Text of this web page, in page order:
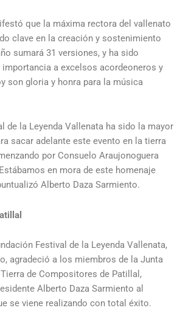
que la máxima rectora del vallenato
clave en la creación y sostenimiento
sumará 31 versiones, y ha sido
a excelsos acordeoneros y
son gloria y honra para la música
de la Leyenda Vallenata ha sido la mayor
sacar adelante este evento en la tierra
por Consuelo Araujonoguera
en mora de este homenaje
Alberto Daza Sarmiento.
Festival de la Leyenda Vallenata,
agradeció a los miembros de la Junta
de Compositores de Patillal,
Alberto Daza Sarmiento al
se viene realizando con total éxito.